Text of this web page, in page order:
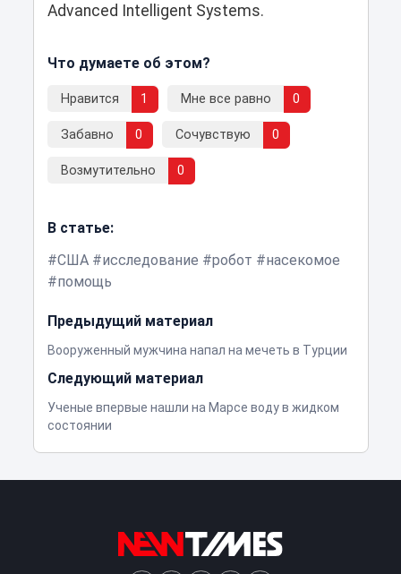
Advanced Intelligent Systems.
Что думаете об этом?
Нравится 1 Мне все равно 0
Забавно 0 Сочувствую 0
Возмутительно 0
В статье:
США
исследование робот
насекомое
помощь
Предыдущий материал
Вооруженный мужчина напал на мечеть в Турции
Следующий материал
Ученые впервые нашли на Марсе воду в жидком
состоянии